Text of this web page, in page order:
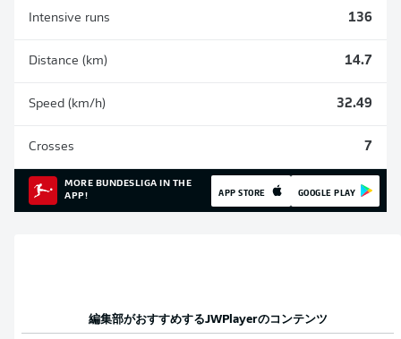
Intensive runs 136
Distance (km) 14.7
Speed (km/h) 32.49
Crosses 7
MORE BUNDESLIGA IN THE
APP!
APP STORE GOOGLE PLAY
編集部がおすすめするJWPlayerのコンテンツ